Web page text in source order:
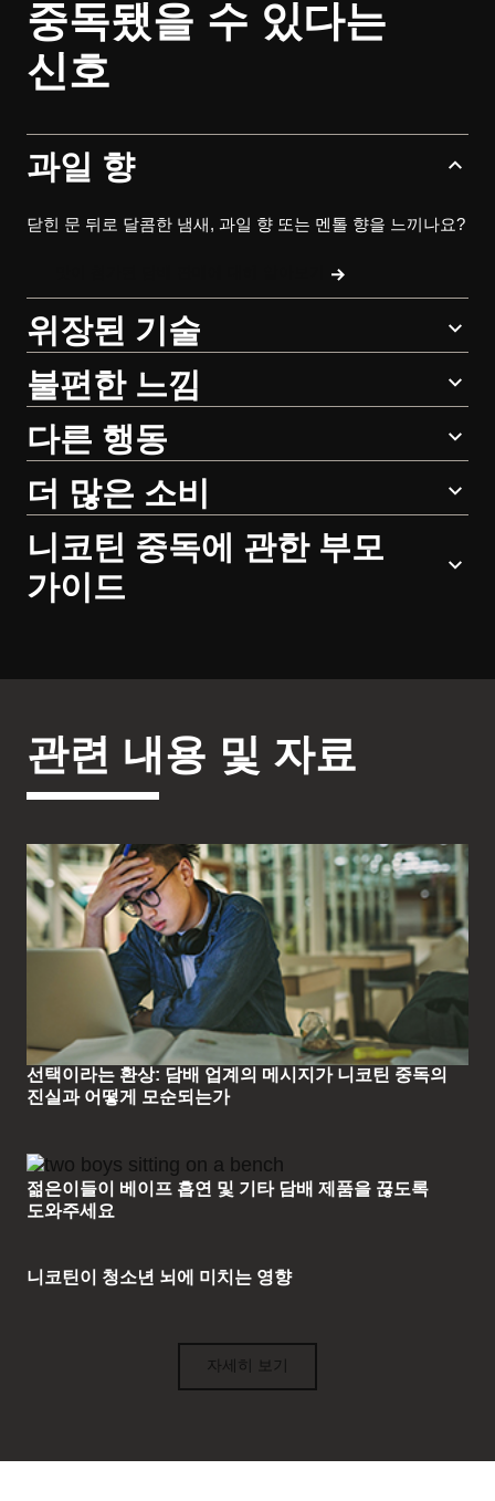
중독됐을 수 있다는
신호
과일 향
닫힌 문 뒤로 달콤한 냄새, 과일 향 또는 멘톨 향을 느끼나요?
위장된 기술
불편한 느낌
다른 행동
더 많은 소비
니코틴 중독에 관한 부모
가이드
관련 내용 및 자료
선택이라는 환상: 담배 업계의 메시지가 니코틴 중독의
진실과 어떻게 모순되는가
젊은이들이 베이프 흡연 및 기타 담배 제품을 끊도록
도와주세요
니코틴이 청소년 뇌에 미치는 영향
자세히 보기